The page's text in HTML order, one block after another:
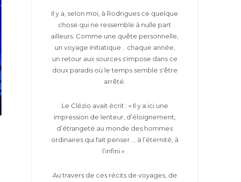
Il y a, selon moi, à Rodrigues ce quelque
chose qui ne ressemble à nulle part
ailleurs. Comme une quête personnelle,
un voyage initiatique... chaque année,
un retour aux sources s'impose dans ce
doux paradis où le temps semble s'être
arrêté.
Le Clézio avait écrit : « Il y a ici une
impression de lenteur, d’éloignement,
d’étrangeté au monde des hommes
ordinaires qui fait penser … à l’éternité, à
l’infini » .
Au travers de ces récits de voyages, de